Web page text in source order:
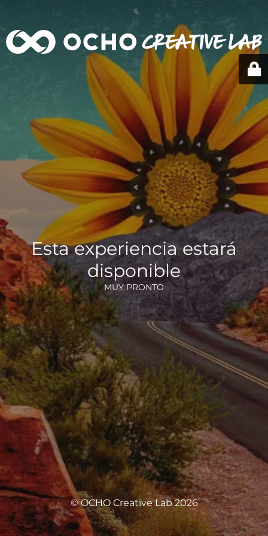
Esta experiencia estará
disponible
MUY PRONTO
© OCHO Creative Lab 2026